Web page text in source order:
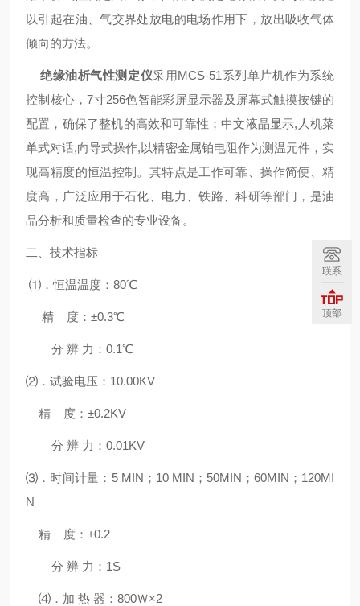
以引起在油、气交界处放电的电场作用下，放出吸收气体
倾向的方法。
绝缘油析气性测定仪采用MCS-51系列单片机作为系统
控制核心，7寸256色智能彩屏显示器及屏幕式触摸按键的
配置，确保了整机的高效和可靠性；中文液晶显示,人机菜
单式对话,向导式操作,以精密金属铂电阻作为测温元件，实
现高精度的恒温控制。其特点是工作可靠、操作简便、精
度高，广泛应用于石化、电力、铁路、科研等部门，是油
品分析和质量检查的专业设备。
二、技术指标
⑴．恒温温度：80℃
精 度：±0.3℃
分 辨 力：0.1℃
⑵．试验电压：10.00KV
精 度：±0.2KV
分 辨 力：0.01KV
⑶．时间计量：5 MIN；10 MIN；50MIN；60MIN；120MI
N
精 度：±0.2
分 辨 力：1S
⑷．加 热 器：800Ｗ×2
联系
顶部